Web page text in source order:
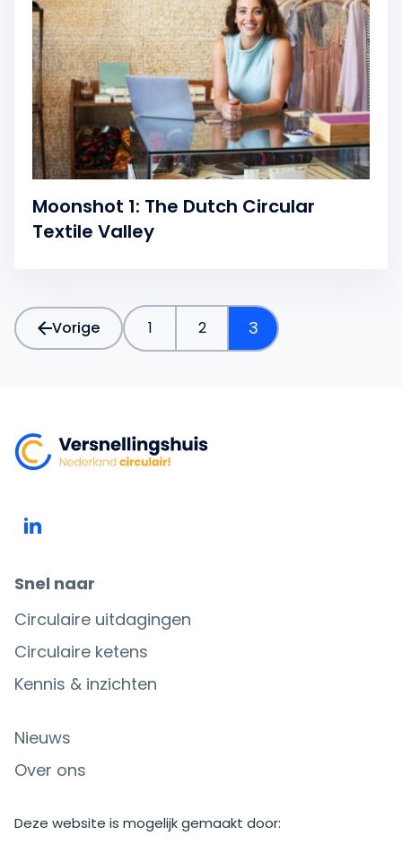
Moonshot 1: The Dutch Circular
Textile Valley
Vorige 1 2 3
Snel naar
Circulaire uitdagingen
Circulaire ketens
Kennis & inzichten
Nieuws
Over ons
Deze website is mogelijk gemaakt door: